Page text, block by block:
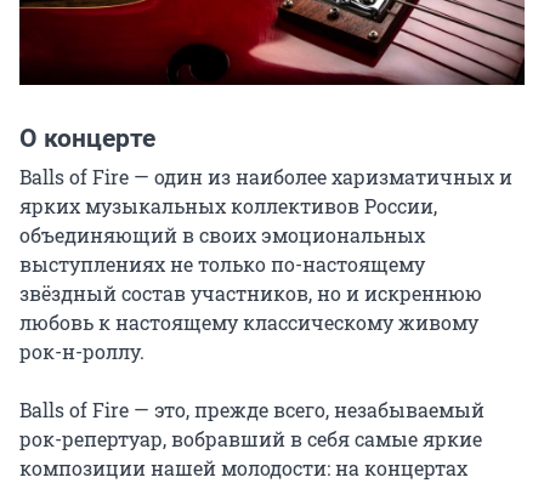
О концерте
Balls of Fire — один из наиболее харизматичных и
ярких музыкальных коллективов России,
объединяющий в своих эмоциональных
выступлениях не только по-настоящему
звёздный состав участников, но и искреннюю
любовь к настоящему классическому живому
рок-н-роллу.
Balls of Fire — это, прежде всего, незабываемый
рок-репертуар, вобравший в себя самые яркие
композиции нашей молодости: на концертах